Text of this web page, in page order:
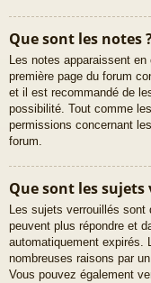
Que sont les notes
Les notes apparaissent
première page du forum
et il est recommandé de
possibilité. Tout comme
permissions concernant
forum.
Que sont les sujets
Les sujets verrouillés
peuvent plus répondre et
automatiquement expirés.
nombreuses raisons par
Vous pouvez également